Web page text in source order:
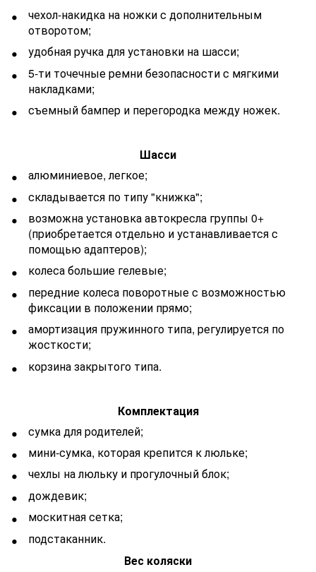
чехол-накидка на ножки с дополнительным
отворотом;
удобная ручка для установки на шасси;
5-ти точечные ремни безопасности с мягкими
накладками;
съемный бампер и перегородка между ножек.
Шасси
алюминиевое, легкое;
складывается по типу "книжка";
возможна установка автокресла группы 0+
(приобретается отдельно и устанавливается с
помощью адаптеров);
колеса большие гелевые;
передние колеса поворотные с возможностью
фиксации в положении прямо;
амортизация пружинного типа, регулируется по
жосткости;
корзина закрытого типа.
Комплектация
сумка для родителей;
мини-сумка, которая крепится к люльке;
чехлы на люльку и прогулочный блок;
дождевик;
москитная сетка;
подстаканник.
Вес коляски